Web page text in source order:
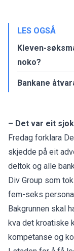
LES OGSÅ
Kleven-
noko?
Bankane
– Det var eit
Fredag forklara
skjedde på eit
deltok og alle
Div Group som
fem-seks
Bakgrunnen skal
kva det kroatiske
kompetanse og